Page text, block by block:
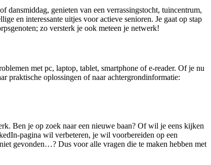
dansmiddag, genieten van een verrassingstocht, tuincentrum,
en interessante uitjes voor actieve senioren. Je gaat op stap
zo versterk je ook meteen je netwerk!
met pc, laptop, tablet, smartphone of e-reader. Of je nu
praktische oplossingen of naar achtergrondinformatie:
Ben je op zoek naar een nieuwe baan? Of wil je eens kijken
pagina wil verbeteren, je wil voorbereiden op een
gevonden…? Dus voor alle vragen die te maken hebben met